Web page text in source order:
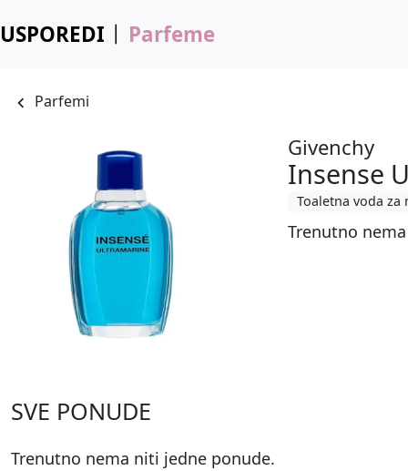
USPOREDI Parfeme
Parfemi
Givenchy
Insense
Toaletna voda za
Trenutno
SVE PONUDE
Trenutno nema niti jedne ponude.